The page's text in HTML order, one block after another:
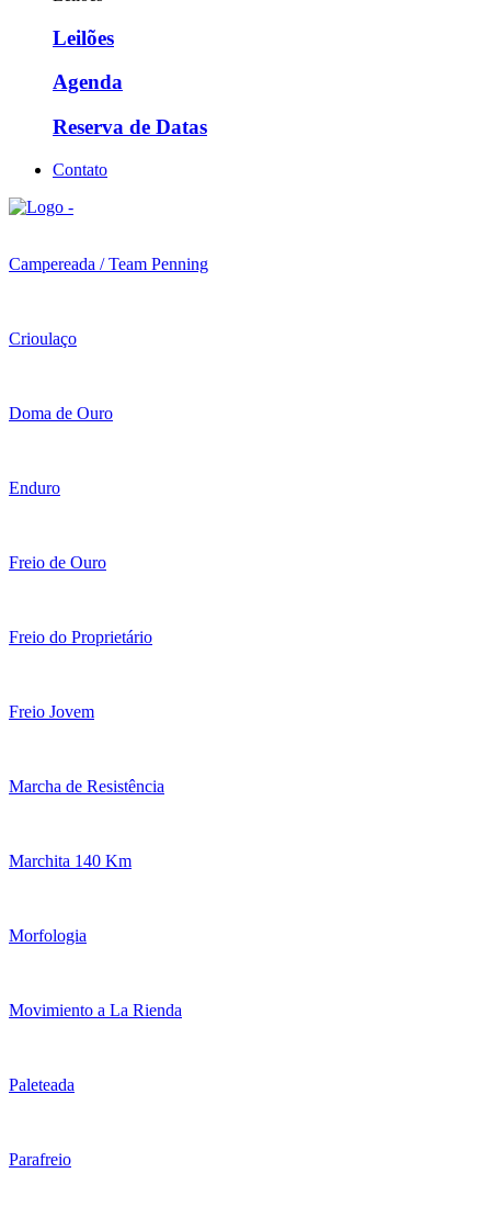
Leilões
Agenda
Reserva de Datas
Contato
Campereada / Team Penning
Crioulaço
Doma de Ouro
Enduro
Freio de Ouro
Freio do Proprietário
Freio Jovem
Marcha de Resistência
Marchita 140 Km
Morfologia
Movimiento a La Rienda
Paleteada
Parafreio